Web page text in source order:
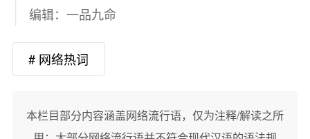
编辑：一品九命
# 网络热词
本栏目部分内容涵盖网络流行语，仅为注释/解读之所